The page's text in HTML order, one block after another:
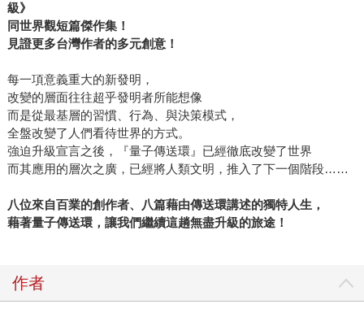
級》
同世界觀短篇傑作集！
見證更多台灣作者的多元創意！
每一項意義重大的新發明，
改變的層面往往超乎發明者所能想像
而是從最基層的習慣、行為、與決策模式，
全盤改變了人們看待世界的方式。
強迫升級宣言之後，『量子傳送環』已經徹底改變了世界
而其應用的層次之廣，已經將人類文明，推入了下一個階段……
八位來自百業的創作者、八篇藉由傳送環講述的獨特人生，
藉著量子傳送環，讓我們繼續這趟無盡升級的旅途！
作者